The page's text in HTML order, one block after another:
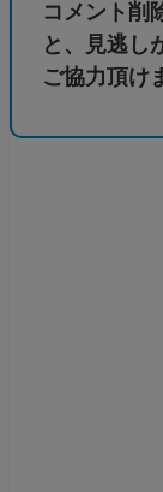
コメント削
と、見逃し
ご協力頂け